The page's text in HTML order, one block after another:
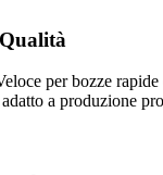
per bozze
a produzione